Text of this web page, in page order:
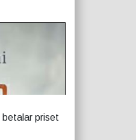
betalar priset